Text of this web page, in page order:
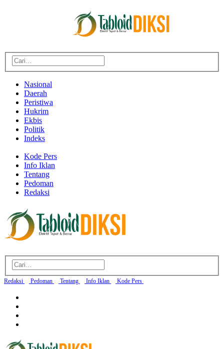
Nasional
Daerah
Peristiwa
Hukrim
Ekbis
Politik
Indeks
Kode Pers
Info Iklan
Tentang
Pedoman
Redaksi
Redaksi Pedoman Tentang Info Iklan Kode Pers